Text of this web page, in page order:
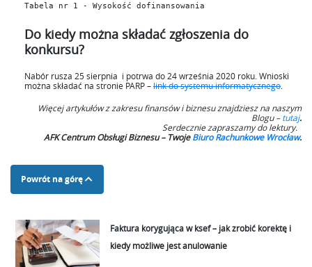
Tabela nr 1 - Wysokość dofinansowania
Do kiedy można składać zgłoszenia do
konkursu?
Nabór rusza 25 sierpnia i potrwa do 24 września 2020 roku. Wnioski
można składać na stronie PARP –link do systemu informatycznego.
Więcej artykułów z zakresu finansów i biznesu znajdziesz na naszym
Blogu –tutaj.
Serdecznie zapraszamy do lektury.
AFK Centrum Obsługi Biznesu – TwojeBiuro Rachunkowe Wrocław.
Powrót na górę
Faktura korygująca w ksef – jak zrobić korektę i
kiedy możliwe jest anulowanie